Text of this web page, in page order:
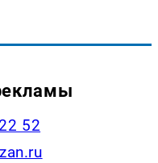
52